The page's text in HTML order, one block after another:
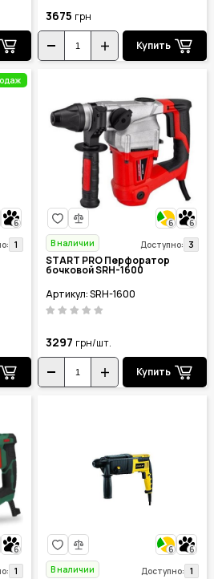
3675 грн
Купить
6
1
6
6
В наличии
Доступно: 3
START PRO Перфоратор
бочковой SRH-1600
Артикул: SRH-1600
3297 грн/шт.
Купить
6
1
6
6
В наличии
Доступно: 1